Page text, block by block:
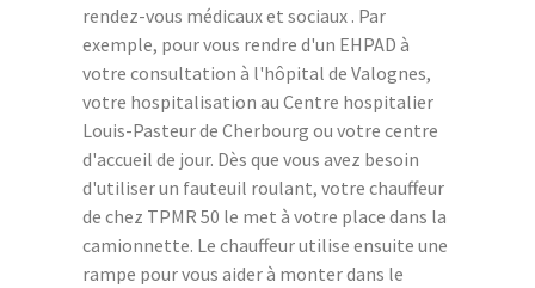
rendez-vous médicaux et sociaux . Par
exemple, pour vous rendre d'un EHPAD à
votre consultation à l'hôpital de Valognes,
votre hospitalisation au Centre hospitalier
Louis-Pasteur de Cherbourg ou votre centre
d'accueil de jour. Dès que vous avez besoin
d'utiliser un fauteuil roulant, votre chauffeur
de chez TPMR 50 le met à votre place dans la
camionnette. Le chauffeur utilise ensuite une
rampe pour vous aider à monter dans le